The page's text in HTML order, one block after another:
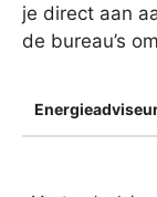
je direct aan
de bureau’s